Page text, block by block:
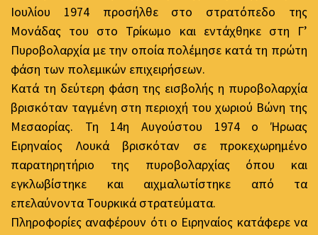
Ιουλίου 1974 προσήλθε στο στρατόπεδο της
Μονάδας του στο Τρίκωμο και εντάχθηκε στη Γ’
Πυροβολαρχία με την οποία πολέμησε κατά τη πρώτη
φάση των πολεμικών επιχειρήσεων.
Κατά τη δεύτερη φάση της εισβολής η πυροβολαρχία
βρισκόταν ταγμένη στη περιοχή του χωριού Βώνη της
Μεσαορίας. Τη 14η Αυγούστου 1974 ο Ήρωας
Ειρηναίος Λουκά βρισκόταν σε προκεχωρημένο
παρατηρητήριο της πυροβολαρχίας όπου και
εγκλωβίστηκε και αιχμαλωτίστηκε από τα
επελαύνοντα Τουρκικά στρατεύματα.
Πληροφορίες αναφέρουν ότι ο Ειρηναίος κατάφερε να